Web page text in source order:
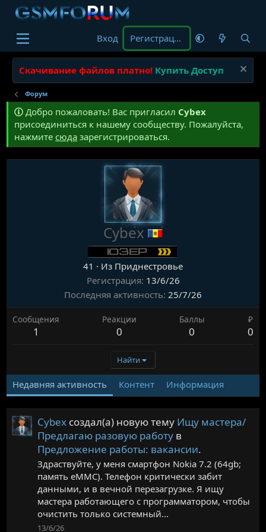
Вход Регистрация
Скачивание файлов платно! Купить Доступ
Форум
Добро пожаловать! Вас пригласил Cybex
присоединиться к нашему сообществу. Пожалуйста,
нажмите сюда зарегистрироваться.
Cybex
41 · Из Приднестровье
Регистрация 13/6/26
Последняя активность 25/7/26
Сообщения
1
Реакции
0
Баллы
0
₽
0
Найти
Недавняя активность Контент Информация
Cybex создал(а) новую тему Ищу мастера/
Предлагаю разовую работу в
Предложение работы: вакансии.
Здраствуйте, у меня смартфон Nokia 7.2 (64gb;
память eMMC). Телефон критически забит
данными, и в вечной перезагрузке. Я ищу
мастера работающего с программатором, чтобы
очистить только системный...
13/6/26